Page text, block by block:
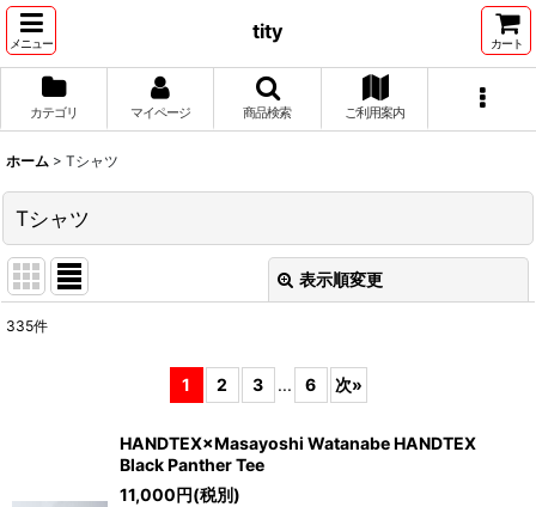
メニュー
tity
カート
カテゴリ マイページ 商品検索 ご利用案内
ホーム > Tシャツ
Tシャツ
表示順変更
絞り込む
335件
1 2 3 ... 6 次»
HANDTEX×Masayoshi Watanabe HANDTEX
Black Panther Tee
11,000円(税別)